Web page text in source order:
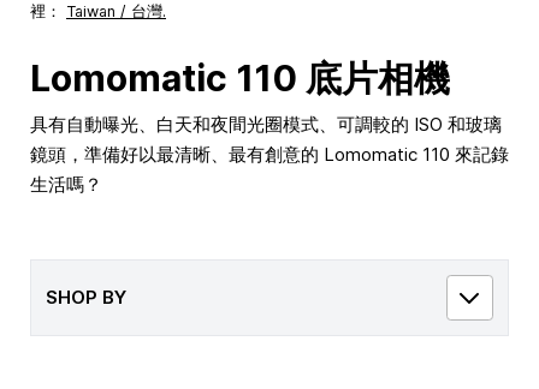
裡： Taiwan / 台灣.
Lomomatic 110 底片相機
具有自動曝光、白天和夜間光圈模式、可調較的 ISO 和玻璃
鏡頭，準備好以最清晰、最有創意的 Lomomatic 110 來記錄
生活嗎？
SHOP BY